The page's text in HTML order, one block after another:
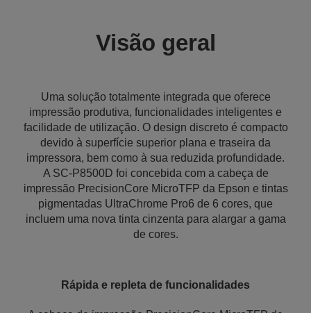
Visão geral
Uma solução totalmente integrada que oferece
impressão produtiva, funcionalidades inteligentes e
facilidade de utilização. O design discreto é compacto
devido à superfície superior plana e traseira da
impressora, bem como à sua reduzida profundidade.
A SC-P8500D foi concebida com a cabeça de
impressão PrecisionCore MicroTFP da Epson e tintas
pigmentadas UltraChrome Pro6 de 6 cores, que
incluem uma nova tinta cinzenta para alargar a gama
de cores.
Rápida e repleta de funcionalidades